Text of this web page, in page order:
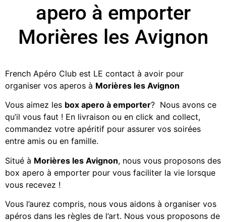
apero à emporter
Morières les Avignon
French Apéro Club est LE contact à avoir pour
organiser vos aperos à Morières les Avignon
Vous aimez les box apero à emporter? Nous avons ce
qu’il vous faut ! En livraison ou en click and collect,
commandez votre apéritif pour assurer vos soirées
entre amis ou en famille.
Situé à Morières les Avignon, nous vous proposons des
box apero à emporter pour vous faciliter la vie lorsque
vous recevez !
Vous l’aurez compris, nous vous aidons à organiser vos
apéros dans les règles de l’art. Nous vous proposons de